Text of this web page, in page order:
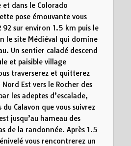
et dans le Colorado
pose émouvante vous
92 sur environ 1.5 km puis le
le site Médiéval qui domine
Un sentier caladé descend
et paisible village
traverserez et quitterez
Est vers le Rocher des
les adeptes d’escalade,
du Calavon que vous suivrez
jusqu’au hameau des
de la randonnée. Après 1.5
vous rencontrerez un